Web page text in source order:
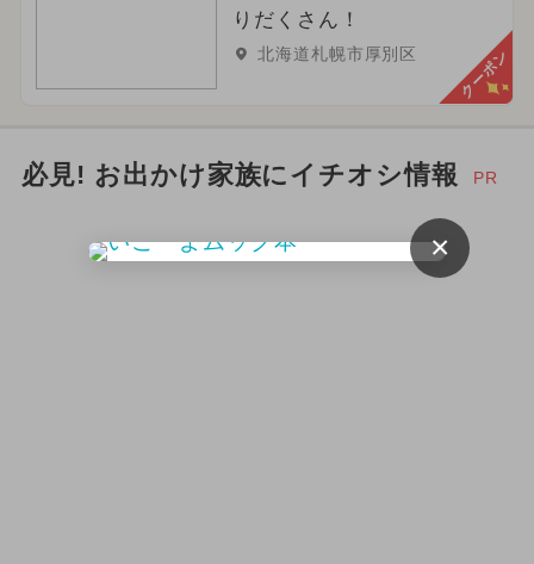
2024年5月のイベント
2024年4月のイベント
2024年6月のイベント
りだくさん！
北海道札幌市厚別区 クーポン
必見! お出かけ家族にイチオシ情報 PR
×